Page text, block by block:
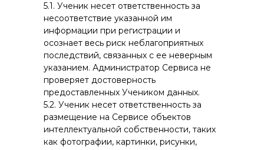
5.1. Ученик несет ответственность за
несоответствие указанной им
информации при регистрации и
осознает весь риск неблагоприятных
последствий, связанных с ее неверным
указанием. Администратор Сервиса не
проверяет достоверность
предоставленных Учеником данных.
5.2. Ученик несет ответственность за
размещение на Сервисе объектов
интеллектуальной собственности, таких
как фотографии, картинки, рисунки,